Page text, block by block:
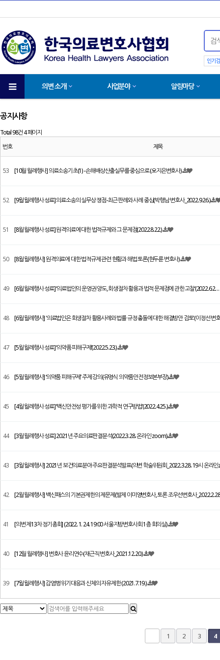
인기
의변 소개 사업분야 알림마당
공지사항
Total 98건4 페이지
번호
제목
53 [10월 월례행사] 의료소송기초(1) - 손해배상산출실무를 중심으로 (오지은변호사)
52 [9월 월례행사 성료] 의료소송의 실무상 쟁점-최근 판례와 사례 중심(박행남 변호사_2022.9.26.)
51 [8월 월례행사 성료] 원격의료에 대한 법적규제와 그 문제점(2022.8.22.)
50 [8월 월례행사] 원격의료에 대한 법적규제 관련 현황과 해법 토론(현두륜 변호사)
49 [6월 월례행사 성료] ‘의료법인의 운영권 양도, 회생절차 활용과 법적 문제점에 관한 고찰’(2022.6.2…
48 [6월 월례행사] '의료법인은 회생절차 활용사례와 법률 규정 충돌에 대한 해결방안 검토'(이정선 변
47 [5월 월례행사 성료] ‘의약품 피해구제’(2022.5.23.)
46 [5월 월례행사] ‘의약품 피해구제’ 주제 강의(유명식 의약품안전정보본부장)
45 [4월 월례행사 성료] ‘백신안전성 평가를 위한 과학적 연구방법’(2022.4.25.)
44 [3월 월례행사 성료] 2021년 주요의료판결분석(2022.3.28. 온라인 zoom)
43 [3월 월례행사] 2021년 보건의료분야 주요판결분석발표(의변 학술위원회_2022.3.28. 19시 온라
42 [2월 월례행사] 백신패스의 기본권제한의 제문제(발제 이미영변호사, 토론 조우선변호사
41 [의변 제13차 정기총회] (2022. 1. 24. 19:00 서울지방변호사회 1층 회의실)
40 [12월 월례행사] 변호사 윤리연수(채근직 변호사_2021.12.20.)
39 [7월 월례행사] 감염병 위기대응과 신체의 자유제한 (2021.7.19.)
1 2 3 4